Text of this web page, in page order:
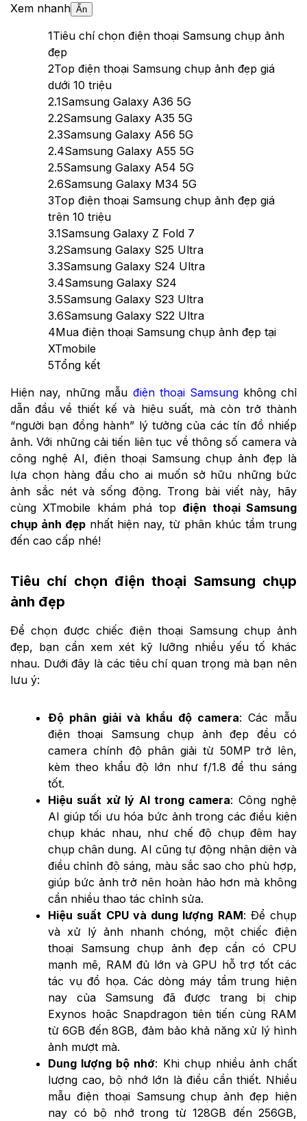
Xem nhanh Ẩn
1Tiêu chí chọn điện thoại Samsung chụp ảnh
đẹp
2Top điện thoại Samsung chụp ảnh đẹp giá
dưới 10 triệu
2.1Samsung Galaxy A36 5G
2.2Samsung Galaxy A35 5G
2.3Samsung Galaxy A56 5G
2.4Samsung Galaxy A55 5G
2.5Samsung Galaxy A54 5G
2.6Samsung Galaxy M34 5G
3Top điện thoại Samsung chụp ảnh đẹp giá
trên 10 triệu
3.1Samsung Galaxy Z Fold 7
3.2Samsung Galaxy S25 Ultra
3.3Samsung Galaxy S24 Ultra
3.4Samsung Galaxy S24
3.5Samsung Galaxy S23 Ultra
3.6Samsung Galaxy S22 Ultra
4Mua điện thoại Samsung chụp ảnh đẹp tại
XTmobile
5Tổng kết
Hiện nay, những mẫu điện thoại Samsungkhông chỉ
dẫn đầu về thiết kế và hiệu suất, mà còn trở thành
“người bạn đồng hành” lý tưởng của các tín đồ nhiếp
ảnh. Với những cải tiến liên tục về thông số camera và
công nghệ AI, điện thoại Samsung chụp ảnh đẹp là
lựa chọn hàng đầu cho ai muốn sở hữu những bức
ảnh sắc nét và sống động. Trong bài viết này, hãy
cùng XTmobile khám phá top điện thoại Samsung
chụp ảnh đẹp nhất hiện nay, từ phân khúc tầm trung
đến cao cấp nhé!
Tiêu chí chọn điện thoại Samsung chụp
ảnh đẹp
Để chọn được chiếc điện thoại Samsung chụp ảnh
đẹp, bạn cần xem xét kỹ lưỡng nhiều yếu tố khác
nhau. Dưới đây là các tiêu chí quan trọng mà bạn nên
lưu ý:
Độ phân giải và khẩu độ camera: Các mẫu
điện thoại Samsung chụp ảnh đẹp đều có
camera chính độ phân giải từ 50MP trở lên,
kèm theo khẩu độ lớn như f/1.8 để thu sáng
tốt.
Hiệu suất xử lý AI trong camera: Công nghệ
AI giúp tối ưu hóa bức ảnh trong các điều kiện
chụp khác nhau, như chế độ chụp đêm hay
chụp chân dung. AI cũng tự động nhận diện và
điều chỉnh độ sáng, màu sắc sao cho phù hợp,
giúp bức ảnh trở nên hoàn hảo hơn mà không
cần nhiều thao tác chỉnh sửa.
Hiệu suất CPU và dung lượng RAM: Để chụp
và xử lý ảnh nhanh chóng, một chiếc điện
thoại Samsung chụp ảnh đẹp cần có CPU
mạnh mẽ, RAM đủ lớn và GPU hỗ trợ tốt các
tác vụ đồ họa. Các dòng máy tầm trung hiện
nay của Samsung đã được trang bị chip
Exynos hoặc Snapdragon tiên tiến cùng RAM
từ 6GB đến 8GB, đảm bảo khả năng xử lý hình
ảnh mượt mà.
Dung lượng bộ nhớ: Khi chụp nhiều ảnh chất
lượng cao, bộ nhớ lớn là điều cần thiết. Nhiều
mẫu điện thoại Samsung chụp ảnh đẹp hiện
nay có bộ nhớ trong từ 128GB đến 256GB,